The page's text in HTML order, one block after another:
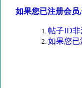
如果您已注册会
帖子ID非
如果您已